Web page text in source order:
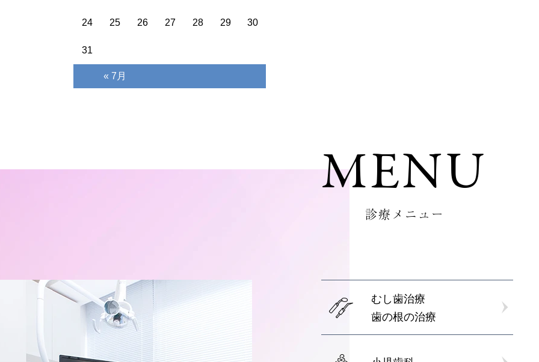
ホーム
FIRST
NEWS
インターネット予約 HYGIENIST RESERVE
セラミック
« 7月
24 25 26 27 28 29 30
31
MENU
診療メニュー
むし歯治療
歯の根の治療